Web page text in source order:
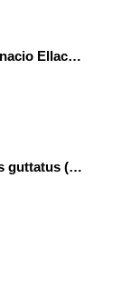
Presentación IES CIFPD Ignacio Ellacuría
Pez conejo dorado Siganus guttatus (Bloch, 1786)